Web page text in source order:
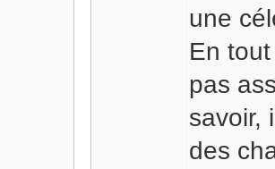
une
En
pas
savoir,
des